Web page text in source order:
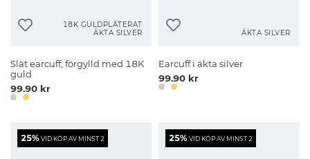
18K GULDPLÄTERAT
ÄKTA SILVER
Slät earcuff, förgylld med 18K
guld
99.90 kr
ÄKTA SILVER
Earcuff i äkta silver
99.90 kr
25%VID KÖP AV MINST 2 25%VID KÖP AV MINST 2